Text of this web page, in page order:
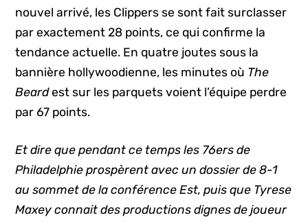
nouvel arrivé, les Clippers se sont fait surclasser
par exactement 28 points, ce qui confirme la
tendance actuelle. En quatre joutes sous la
bannière hollywoodienne, les minutes où The
Beardest sur les parquets voient l’équipe perdre
par 67 points.
Et dire que pendant ce temps les 76ers de
Philadelphie prospèrent avec un dossier de 8-1
au sommet de la conférence Est, puis que Tyrese
Maxey connait des productions dignes de joueur